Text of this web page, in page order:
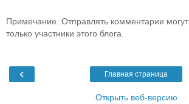
Примечание. Отправлять комментарии могут
только участники этого блога.
‹ Главная страница
Открыть веб-версию